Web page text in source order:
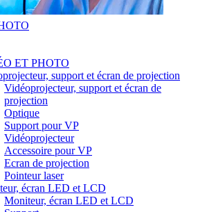
ET PHOTO
support et écran de projection
Vidéoprojecteur, support et écran de
projection
Optique
Support pour VP
Vidéoprojecteur
Accessoire pour VP
Ecran de projection
Pointeur laser
écran LED et LCD
Moniteur, écran LED et LCD